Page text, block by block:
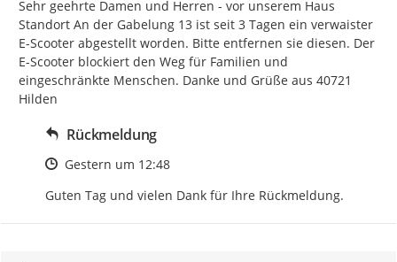
Sehr geehrte Damen und Herren - vor unserem Haus
Standort An der Gabelung 13 ist seit 3 Tagen ein verwaister
E-Scooter abgestellt worden. Bitte entfernen sie diesen. Der
E-Scooter blockiert den Weg für Familien und
eingeschränkte Menschen. Danke und Grüße aus 40721
Hilden
Rückmeldung
Zeitpunkt des Erstellens
Gestern um 12:48
Guten Tag und vielen Dank für Ihre Rückmeldung.